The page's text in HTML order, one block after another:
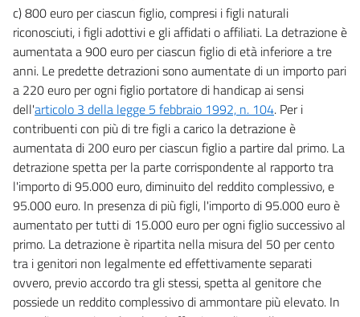
c) 800 euro per ciascun figlio, compresi i figli naturali
riconosciuti, i figli adottivi e gli affidati o affiliati. La detrazione è
aumentata a 900 euro per ciascun figlio di età inferiore a tre
anni. Le predette detrazioni sono aumentate di un importo pari
a 220 euro per ogni figlio portatore di handicap ai sensi
dell'articolo 3 della legge 5 febbraio 1992, n. 104. Per i
contribuenti con più di tre figli a carico la detrazione è
aumentata di 200 euro per ciascun figlio a partire dal primo. La
detrazione spetta per la parte corrispondente al rapporto tra
l'importo di 95.000 euro, diminuito del reddito complessivo, e
95.000 euro. In presenza di più figli, l'importo di 95.000 euro è
aumentato per tutti di 15.000 euro per ogni figlio successivo al
primo. La detrazione è ripartita nella misura del 50 per cento
tra i genitori non legalmente ed effettivamente separati
ovvero, previo accordo tra gli stessi, spetta al genitore che
possiede un reddito complessivo di ammontare più elevato. In